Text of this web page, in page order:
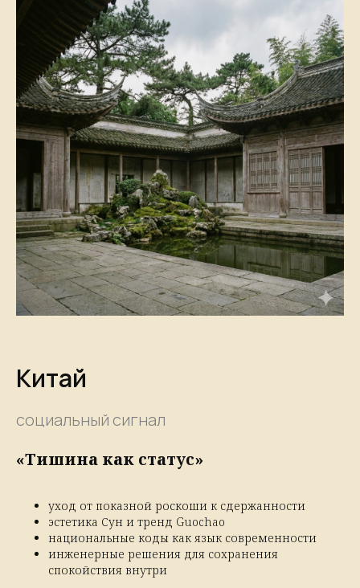
Китай
социальный сигнал
«Тишина как статус»
уход от показной роскоши к сдержанности
эстетика Сун и тренд Guochao
национальные коды как язык современности
инженерные решения для сохранения
спокойствия внутри